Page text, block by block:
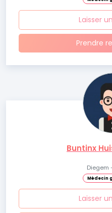
Laisser
Prendre
Buntinx
Diegem
Médecin
Laisser